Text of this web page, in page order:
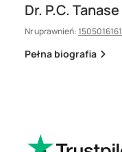
Dr. P.C. Tanase
Nr uprawnień:1505016161
Pełna biografia